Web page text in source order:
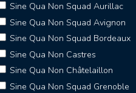
Sine Qua Non Squad Aurillac
Sine Qua Non Squad Avignon
Sine Qua Non Squad Bordeaux
Sine Qua Non Castres
Sine Qua Non Châtelaillon
Sine Qua Non Squad Grenoble